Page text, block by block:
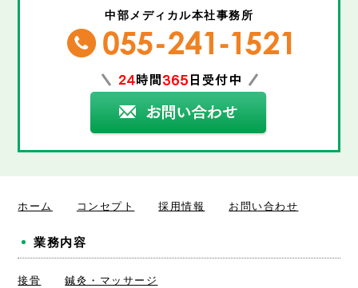
中部メディカル本社事務所
ホーム コンセプト 採用情報 お問い合わせ
業務内容
接骨
鍼灸・マッサージ